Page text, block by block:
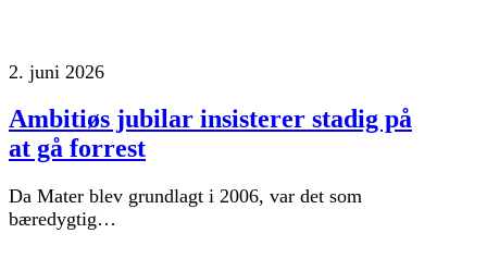
2. juni 2026
Ambitiøs jubilar insisterer stadig på
at gå forrest
Da Mater blev grundlagt i 2006, var det som
bæredygtig…